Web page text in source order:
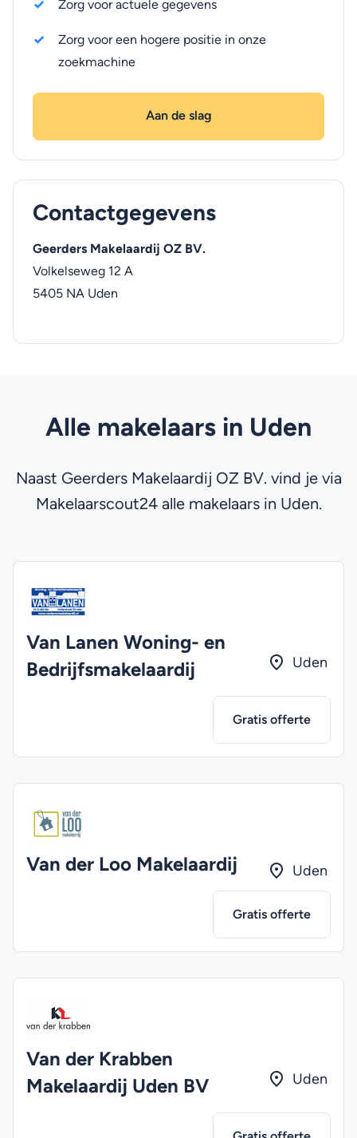
Zorg voor actuele gegevens
Zorg voor een hogere positie in onze
zoekmachine
Aan de slag
Contactgegevens
Geerders Makelaardij OZ BV.
Volkelseweg 12 A
5405 NA Uden
Alle makelaars in Uden
Naast Geerders Makelaardij OZ BV. vind je via
Makelaarscout24 alle makelaars in Uden.
Van Lanen Woning- en
Bedrijfsmakelaardij
Uden
Gratis offerte
Van der Loo Makelaardij Uden
Gratis offerte
Van der Krabben
Makelaardij Uden BV
Uden